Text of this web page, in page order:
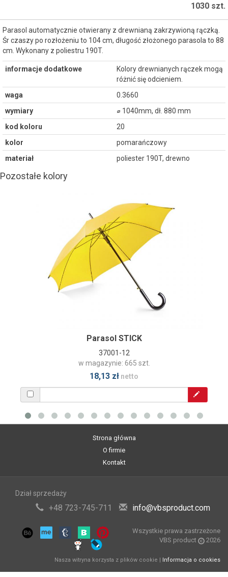
1030 szt.
Parasol automatycznie otwierany z drewnianą zakrzywioną rączką.
Śr czaszy po rozłożeniu to 104 cm, długość złożonego parasola to 88
cm. Wykonany z poliestru 190T.
informacje dodatkowe
Kolory drewnianych rączek mogą
różnić się odcieniem.
waga
0.3660
wymiary
⌀ 1040mm, dł. 880 mm
kod koloru
20
kolor
pomarańczowy
materiał
poliester 190T, drewno
Pozostałe kolory
Parasol STICK
37001-12
w magazynie: 665 szt.
18,13 zł netto
Strona główna
O firmie
Kontakt
Dział sprzedaży
+48 723-745-711 info@vbsproduct.com
Wszystkie prawa zastrzeżone
VBS product
2026
Nasza witryna korzysta z plików cookie | Informacja o cookies